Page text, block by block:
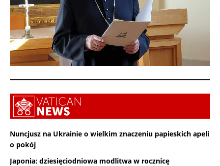
Nuncjusz na Ukrainie o wielkim znaczeniu papieskich apeli
o pokój
Japonia: dziesięciodniowa modlitwa w rocznicę